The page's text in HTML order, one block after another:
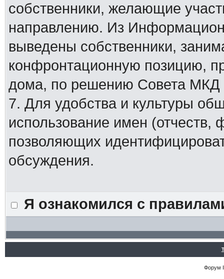
собственники, желающие
направлению. Из
выведены собственники,
конфронтационную позицию,
дома, по решению Совета
7. Для удобства и культуры
использование имен
позволяющих
обсуждения.
Я ознакомился с
Форум